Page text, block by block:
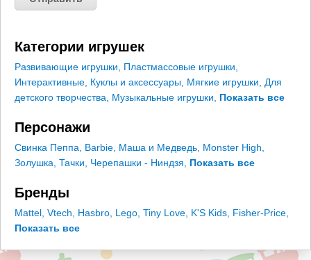
Категории игрушек
Развивающие игрушки, Пластмассовые игрушки,
Интерактивные, Куклы и аксессуары, Мягкие игрушки, Для
детского творчества, Музыкальные игрушки, Показать все
Персонажи
Свинка Пеппа, Barbie, Маша и Медведь, Monster High,
Золушка, Тачки, Черепашки - Ниндзя, Показать все
Бренды
Mattel, Vtech, Hasbro, Lego, Tiny Love, K'S Kids, Fisher-Price,
Показать все